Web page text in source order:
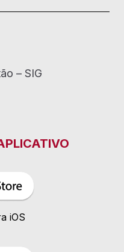
– SIG
iOS